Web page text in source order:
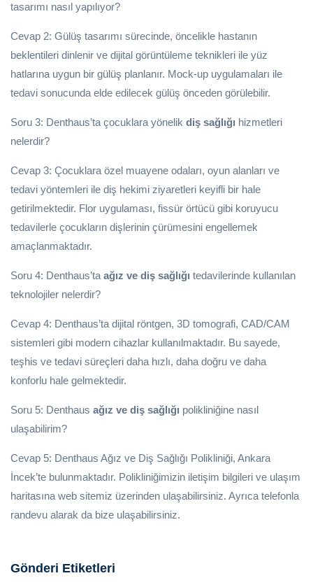
tasarımı nasıl yapılıyor?
Cevap 2: Gülüş tasarımı sürecinde, öncelikle hastanın
beklentileri dinlenir ve dijital görüntüleme teknikleri ile yüz
hatlarına uygun bir gülüş planlanır. Mock-up uygulamaları ile
tedavi sonucunda elde edilecek gülüş önceden görülebilir.
Soru 3: Denthaus’ta çocuklara yönelik diş sağlığı hizmetleri
nelerdir?
Cevap 3: Çocuklara özel muayene odaları, oyun alanları ve
tedavi yöntemleri ile diş hekimi ziyaretleri keyifli bir hale
getirilmektedir. Flor uygulaması, fissür örtücü gibi koruyucu
tedavilerle çocukların dişlerinin çürümesini engellemek
amaçlanmaktadır.
Soru 4: Denthaus’ta ağız ve diş sağlığı tedavilerinde kullanılan
teknolojiler nelerdir?
Cevap 4: Denthaus’ta dijital röntgen, 3D tomografi, CAD/CAM
sistemleri gibi modern cihazlar kullanılmaktadır. Bu sayede,
teşhis ve tedavi süreçleri daha hızlı, daha doğru ve daha
konforlu hale gelmektedir.
Soru 5: Denthaus ağız ve diş sağlığı polikliniğine nasıl
ulaşabilirim?
Cevap 5: Denthaus Ağız ve Diş Sağlığı Polikliniği, Ankara
İncek’te bulunmaktadır. Polikliniğimizin iletişim bilgileri ve ulaşım
haritasına web sitemiz üzerinden ulaşabilirsiniz. Ayrıca telefonla
randevu alarak da bize ulaşabilirsiniz.
Gönderi Etiketleri